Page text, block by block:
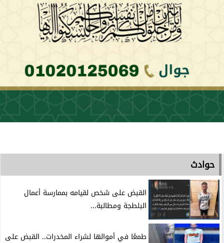
حوادث
القبض على شخص لقيامه بممارسة أعمال
البلطجة ومطالبة...
طمعًا في أموالها لشراء المخدرات.. القبض على